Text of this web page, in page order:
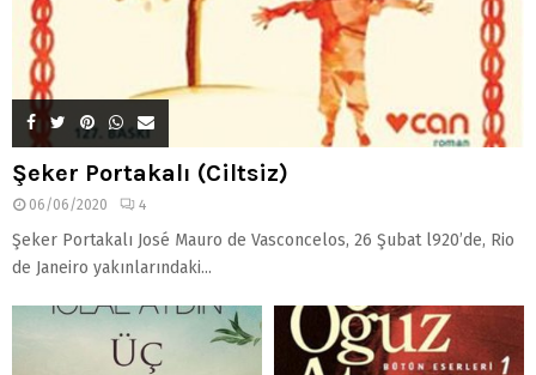
Şeker Portakalı (Ciltsiz)
06/06/2020 4
Şeker Portakalı José Mauro de Vasconcelos, 26 Şubat l920’de, Rio
de Janeiro yakınlarındaki...